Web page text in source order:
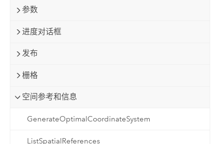
参数
进度对话框
发布
栅格
空间参考和信息
GenerateOptimalCoordinateSystem
ListSpatialReferences